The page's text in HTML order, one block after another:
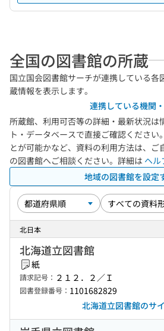
全国の図書館の所蔵
国立国会図書館サーチが連携している各
蔵情報を表示します。
連携している機関
所蔵館、利用可否等の詳細・最新状況は
ト・データベースで直接ご確認ください
とが可能かなど、資料の利用方法は、ご
の図書館へご相談ください。詳細は ヘル
地域の図書館を設定
北日本
北海道立図書館
紙
請求記号： ２１２．２／Ｉ
図書登録番号： 1101682829
北海道立図書館のサ